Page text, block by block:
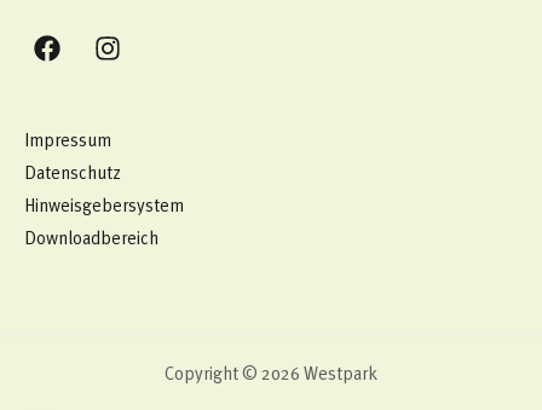
Impressum
Datenschutz
Hinweisgebersystem
Downloadbereich
Copyright © 2026 Westpark